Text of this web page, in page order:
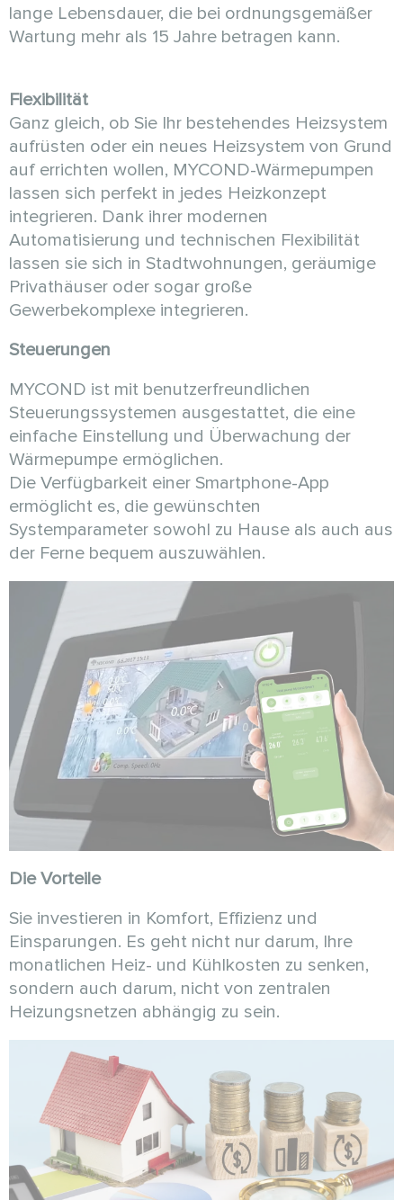
lange Lebensdauer, die bei ordnungsgemäßer
Wartung mehr als 15 Jahre betragen kann.
Flexibilität
Ganz gleich, ob Sie Ihr bestehendes Heizsystem
aufrüsten oder ein neues Heizsystem von Grund
auf errichten wollen, MYCOND-Wärmepumpen
lassen sich perfekt in jedes Heizkonzept
integrieren. Dank ihrer modernen
Automatisierung und technischen Flexibilität
lassen sie sich in Stadtwohnungen, geräumige
Privathäuser oder sogar große
Gewerbekomplexe integrieren.
Steuerungen
MYCOND ist mit benutzerfreundlichen
Steuerungssystemen ausgestattet, die eine
einfache Einstellung und Überwachung der
Wärmepumpe ermöglichen.
Die Verfügbarkeit einer Smartphone-App
ermöglicht es, die gewünschten
Systemparameter sowohl zu Hause als auch aus
der Ferne bequem auszuwählen.
Die Vorteile
Sie investieren in Komfort, Effizienz und
Einsparungen. Es geht nicht nur darum, Ihre
monatlichen Heiz- und Kühlkosten zu senken,
sondern auch darum, nicht von zentralen
Heizungsnetzen abhängig zu sein.